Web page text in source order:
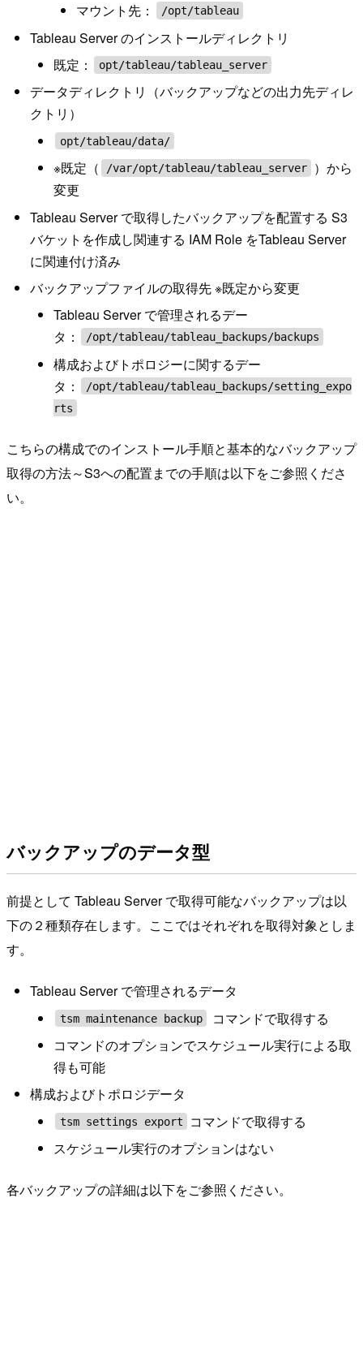
マウント先：
/opt/tableau
Tableau Server のインストールディレクトリ
既定：
opt/tableau/tableau_server
データディレクトリ（バックアップなどの出力先ディレ
クトリ）
opt/tableau/data/
※既定（ /var/opt/tableau/tableau_server
）から
変更
Tableau Server で取得したバックアップを配置する S3
バケットを作成し関連する IAM Role をTableau Server
に関連付け済み
バックアップファイルの取得先 ※既定から変更
Tableau Server で管理されるデー
タ：
/opt/tableau/tableau_backups/backups
構成およびトポロジーに関するデー
タ：
/opt/tableau/tableau_backups/setting_expo
rts
こちらの構成でのインストール手順と基本的なバックアップ
取得の方法～S3への配置までの手順は以下をご参照くださ
い。
バックアップのデータ型
前提として Tableau Server で取得可能なバックアップは以
下の２種類存在します。ここではそれぞれを取得対象としま
す。
Tableau Server で管理されるデータ
tsm maintenance backup
コマンドで取得する
コマンドのオプションでスケジュール実行による取
得も可能
構成およびトポロジデータ
tsm settings export
コマンドで取得する
スケジュール実行のオプションはない
各バックアップの詳細は以下をご参照ください。